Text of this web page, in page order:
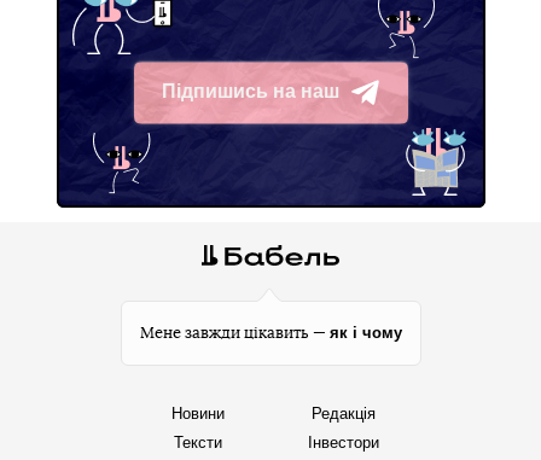
Підпишись на наш
Telegram
Мене завжди цікавить — як і чому
Новини
Тексти
Редакція
Інвестори